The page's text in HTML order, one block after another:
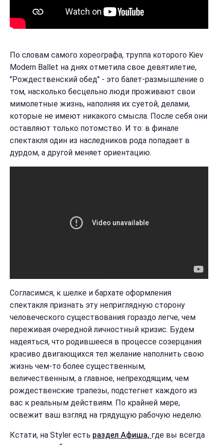
По словам самого хореографа, труппа которого Kiev
Modern Ballet на днях отметила свое девятилетие,
"Рождественский обед" - это балет-размышление о
том, насколько бесцельно люди проживают свои
мимолетные жизнь, наполняя их суетой, делами,
которые не имеют никакого смысла. После себя они
оставляют только потомство. И то: в финале
спектакля один из наследников рода попадает в
дурдом, а другой меняет ориентацию.
Согласимся, к шелке и бархате оформления
спектакля признать эту неприглядную сторону
человеческого существования гораздо легче, чем
переживая очередной личностный кризис. Будем
надеяться, что родившееся в процессе созерцания
красиво двигающихся тел желание наполнить свою
жизнь чем-то более существенным,
величественным, а главное, непреходящим, чем
рождественские трапезы, подстегнет каждого из
вас к реальным действиям. По крайней мере,
освежит ваш взгляд на грядущую рабочую неделю.
Кстати, на Styler есть раздел Афиша, где вы всегда